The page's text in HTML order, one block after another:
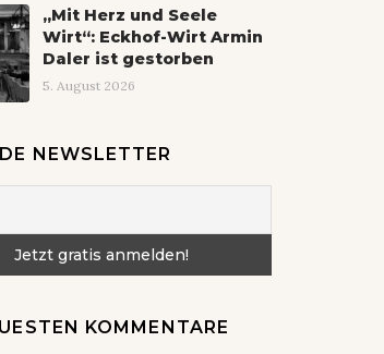
„Mit Herz und Seele
Wirt“: Eckhof-Wirt Armin
Daler ist gestorben
5. August 2026
NEWSLETTER
KOMMENTARE